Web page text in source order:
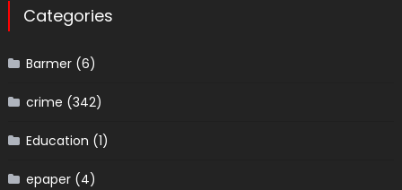
Categories
Barmer(6)
crime (342)
Education (1)
epaper(4)